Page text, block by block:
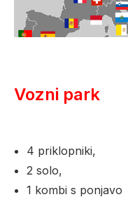
Vozni park
4 priklopniki,
2 solo,
1 kombi s ponjavo